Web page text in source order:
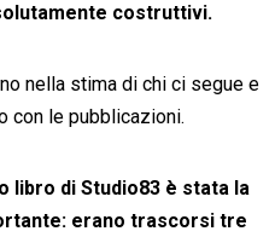
costruttivi.
nella stima di chi ci segue e
con le pubblicazioni.
libro di Studio83 è stata la
erano trascorsi tre